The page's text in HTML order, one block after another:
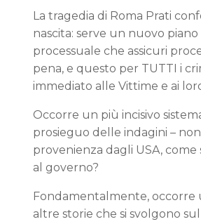
La tragedia di Roma Prati
nascita: serve un nuovo
processuale che assicuri
pena, e questo per TUTTI i
immediato alle Vittime e ai
Occorre un più incisivo
prosieguo delle indagini –
provenienza dagli USA,
al governo?
Fondamentalmente, occorre
altre storie che si svolgono